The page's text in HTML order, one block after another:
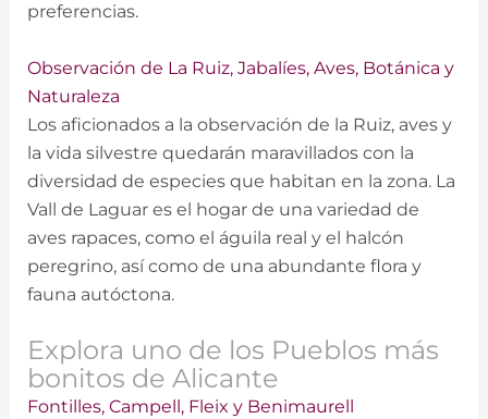
preferencias.
Observación de La Ruiz, Jabalíes, Aves, Botánica y
Naturaleza
Los aficionados a la observación de la Ruiz, aves y
la vida silvestre quedarán maravillados con la
diversidad de especies que habitan en la zona. La
Vall de Laguar es el hogar de una variedad de
aves rapaces, como el águila real y el halcón
peregrino, así como de una abundante flora y
fauna autóctona.
Explora uno de los Pueblos más
bonitos de Alicante
Fontilles, Campell, Fleix y Benimaurell